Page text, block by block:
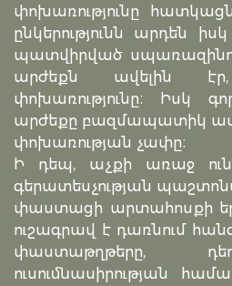
փոխառությունը
ընկերությունն արդեն
պատվիրված
արժեքն ավելին
փոխառությունը։ Իսկ
արժեքը բազմապատիկ
փոխառության չափը։
Ի դեպ, աչքի առաջ
գերատեսչության
փաստացի արտահոսքի
ուշագրավ է դառնում
փաստաթղթերը,
ուսումնասիրության